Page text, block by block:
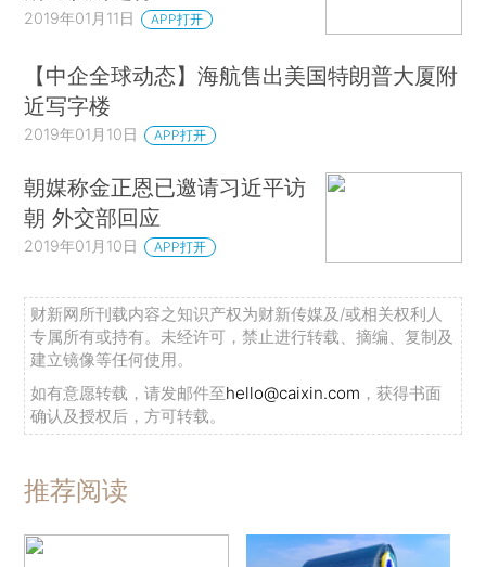
2019年01月11日 APP打开
【中企全球动态】海航售出美国特朗普大厦附
近写字楼
2019年01月10日 APP打开
朝媒称金正恩已邀请习近平访
朝 外交部回应
2019年01月10日 APP打开
财新网所刊载内容之知识产权为财新传媒及/或相关权利人
专属所有或持有。未经许可，禁止进行转载、摘编、复制及
建立镜像等任何使用。
如有意愿转载，请发邮件至hello@caixin.com ，获得书面
确认及授权后，方可转载。
推荐阅读